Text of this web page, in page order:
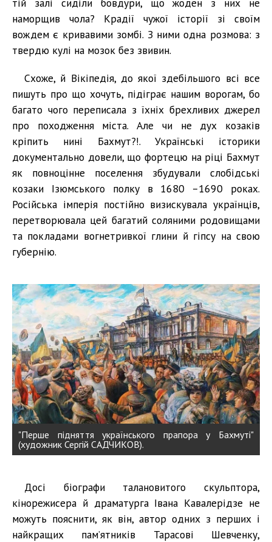
тій залі сиділи бовдури, що жоден з них не
наморщив чола? Крадії чужої історії зі своїм
вождем є кривавими зомбі. З ними одна розмова: з
твердю кулі на мозок без звивин.
Схоже, й Вікіпедія, до якої здебільшого всі все
пишуть про що хочуть, підіграє нашим ворогам, бо
багато чого переписала з їхніх брехливих джерел
про походження міста. Але чи не дух козаків
кріпить нині Бахмут?!. Українські історики
документально довели, що фортецю на ріці Бахмут
як повноцінне поселення збудували слобідські
козаки Ізюмського полку в 1680 –1690 роках.
Російська імперія постійно визискувала українців,
перетворювала цей багатий соляними родовищами
та покладами вогнетривкої глини й гіпсу на свою
губернію.
"Перше підняття українського прапора у Бахмуті"
(художник Сергій САДЧИКОВ).
Досі біографи талановитого скульптора,
кінорежисера й драматурга Івана Кавалерідзе не
можуть пояснити, як він, автор одних з перших і
найкращих пам’ятників Тарасові Шевченку,